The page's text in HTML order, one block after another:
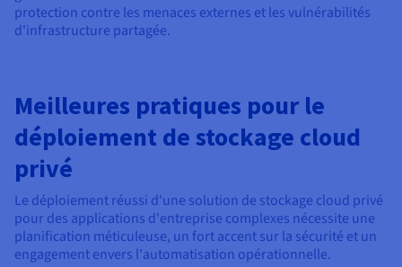
protection contre les menaces externes et les vulnérabilités
d'infrastructure partagée.
Meilleures pratiques pour le
déploiement de stockage cloud
privé
Le déploiement réussi d'une solution de stockage cloud privé
pour des applications d'entreprise complexes nécessite une
planification méticuleuse, un fort accent sur la sécurité et un
engagement envers l'automatisation opérationnelle.